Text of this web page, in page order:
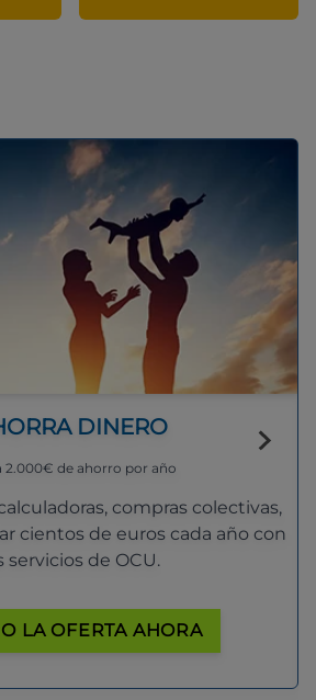
DINERO
2.000€ de ahorro por año
compras colectivas,
cientos de euros cada año con
servicios de OCU.
LA OFERTA AHORA